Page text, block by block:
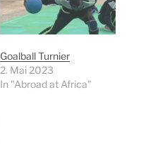
Goalball Turnier
2. Mai 2023
In "Abroad at Africa"